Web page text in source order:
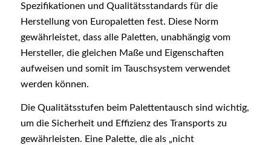
Spezifikationen und Qualitätsstandards für die
Herstellung von Europaletten fest. Diese Norm
gewährleistet, dass alle Paletten, unabhängig vom
Hersteller, die gleichen Maße und Eigenschaften
aufweisen und somit im Tauschsystem verwendet
werden können.
Die Qualitätsstufen beim Palettentausch sind wichtig,
um die Sicherheit und Effizienz des Transports zu
gewährleisten. Eine Palette, die als „nicht